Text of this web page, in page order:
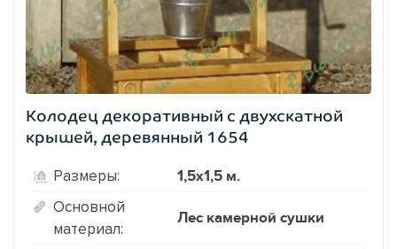
Колодец декоративный с двухскатной
крышей, деревянный 1654
Размеры: 1,5х1,5 м.
Основной
материал:
Лес камерной сушки